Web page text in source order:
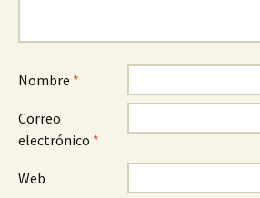
Nombre *
Correo
electrónico *
Web